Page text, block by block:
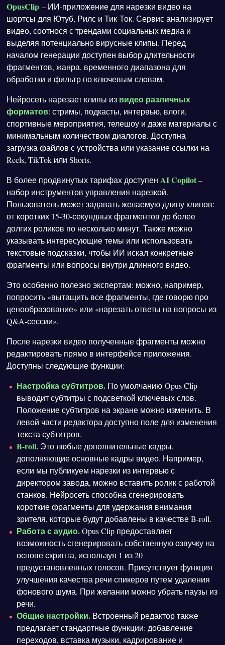
OpusClip – ИИ-приложение для нарезки видео на
шортсы для Ютуб, Рилс и Тик-Ток. Сервис анализирует
видео, соотнося с трендами социальных медиа и
выделяя потенциально вирусные клипы. Перед
началом генерации доступен выбор длительности
фрагментов, жанра, временного диапазона для
обработки и фильтр по ключевым словам.
Нейросеть нарезает клипы из видео различных
форматов: стримы, подкасты, интервью, влоги,
спортивные мероприятия, телешоу и даже материалы с
минимальным количеством диалогов. Доступна
загрузка файлов с устройства или указание ссылки на
Reels, TikTok или Shorts.
В более продвинутых тарифах доступенAI Copilot–
набор инструментов управления нарезкой.
Пользователь может задавать желаемую длину клипов:
от коротких 15-30‑секундных фрагментов до более
долгих роликов по несколько минут. Также можно
указывать интересующие темы или использовать
текстовые подсказки, чтобы ИИ искал конкретные
фрагменты или вопросы внутри длинного видео.
Это особенно полезно экспертам: можно, например,
попросить «вытащить все фрагменты, где говорю про
ценообразование» или «нарезать ответы на вопросы из
Q&A‑сессии».
После нарезки видео полученные фрагменты можно
редактировать прямо в интерфейсе приложения.
Доступны следующие функции:
Настройка субтитров. По умолчанию Opus Clip
выводит субтитры с подсветкой ключевых слов.
Положение субтитров на экране можно изменить. В
левой части редактора доступно поле для изменения
текста субтитров.
B-roll. Это любые дополнительные кадры,
дополняющие основные кадры видео. Например,
если мы публикуем нарезки из интервью с
директором завода, можно вставить ролик с работой
станков. Нейросеть способна сгенерировать
короткие фрагменты для удержания внимания
зрителя, которые будут добавлены в качестве B-roll.
Работа с аудио.Opus Clip предоставляет
возможность сгенерировать собственную озвучку на
основе скрипта, используя 1 из 20
предустановленных голосов. Присутствует функция
улучшения качества речи спикеров путем удаления
фонового шума. При желании можно убрать паузы из
речи.
Общие настройки. Встроенный редактор также
предлагает стандартные функции: добавление
переходов, вставка музыки, кадрирование и